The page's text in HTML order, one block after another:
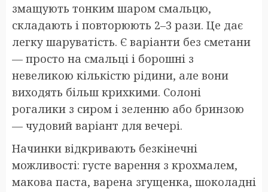
змащують тонким шаром смальцю,
складають і повторюють 2–3 рази. Це дає
легку шаруватість. Є варіанти без сметани
— просто на смальці і борошні з
невеликою кількістю рідини, але вони
виходять більш крихкими. Солоні
рогалики з сиром і зеленню або бринзою
— чудовий варіант для вечері.
Начинки відкривають безкінечні
можливості: густе варення з крохмалем,
макова паста, варена згущенка, шоколадні